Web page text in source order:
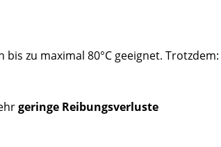
zu maximal 80°C geeignet. Trotzdem:
geringe Reibungsverluste